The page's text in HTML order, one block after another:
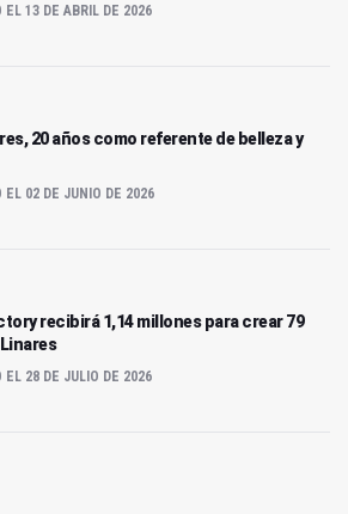
EL 13 DE ABRIL DE 2026
20 años como referente de belleza y
EL 02 DE JUNIO DE 2026
recibirá 1,14 millones para crear 79
EL 28 DE JULIO DE 2026